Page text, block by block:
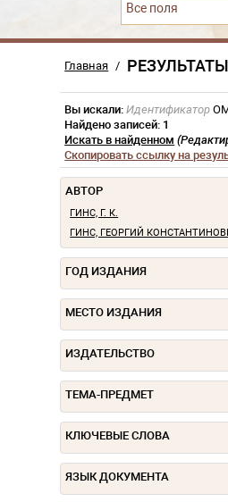
Все поля
Главная /
Вы искали: Идентификатор
Найдено записей: 1
Искать в найденном
Скопировать ссылку на
АВТОР
ГИНС, Г. К.
ГИНС, ГЕОРГИЙ
ГОД ИЗДАНИЯ
МЕСТО ИЗДАНИЯ
ИЗДАТЕЛЬСТВО
ТЕМА-ПРЕДМЕТ
КЛЮЧЕВЫЕ СЛОВА
ЯЗЫК ДОКУМЕНТА